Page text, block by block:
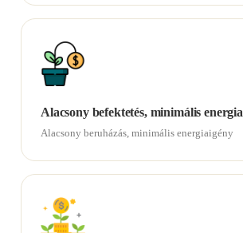
Alacsony befektetés, minimális energia
Alacsony beruházás, minimális energiaigény